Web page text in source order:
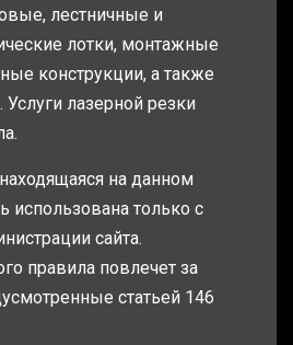
лестничные и
лотки, монтажные
конструкции, а также
лазерной резки
на данном
использована только с
сайта.
правила повлечет за
статьей 146